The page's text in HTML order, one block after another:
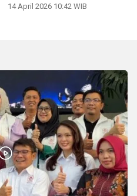
14 April 2026 10:42 WIB